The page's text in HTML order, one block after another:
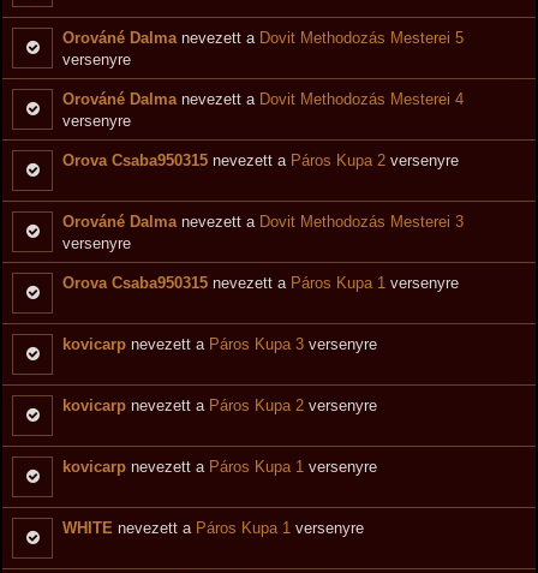
Orováné Dalma nevezett a Dovit Methodozás Mesterei 5
versenyre
Orováné Dalma nevezett a Dovit Methodozás Mesterei 4
versenyre
Orova Csaba950315 nevezett a Páros Kupa 2 versenyre
Orováné Dalma nevezett a Dovit Methodozás Mesterei 3
versenyre
Orova Csaba950315 nevezett a Páros Kupa 1 versenyre
kovicarp nevezett a Páros Kupa 3 versenyre
kovicarp nevezett a Páros Kupa 2 versenyre
kovicarp nevezett a Páros Kupa 1 versenyre
WHITE nevezett a Páros Kupa 1 versenyre